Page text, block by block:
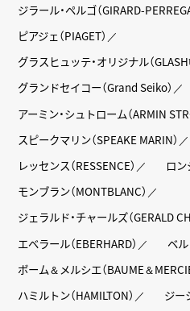
ジラール・ペルゴ（GIRARD-
ピアジェ（PIAGET）
グラスヒュッテ・オリジナル（
グランドセイコー（Grand Seiko）
アーミン・シュトローム（ARMIN
スピークマリン（SPEAKE MARIN）
レッセンス（RESSENCE）
ロン
モンブラン（MONTBLANC）
ジェラルド・チャールズ（GERALD
エベラール（EBERHARD）
ベ
ボーム＆メルシエ（BAUME＆
ハミルトン（HAMILTON）
ジー